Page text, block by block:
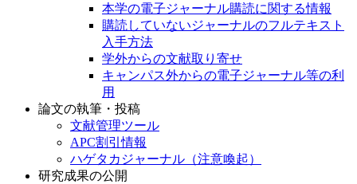
本学の電子ジャーナル購読に関する情報
購読していないジャーナルのフルテキスト
入手方法
学外からの文献取り寄せ
キャンパス外からの電子ジャーナル等の利
用
論文の執筆・投稿
文献管理ツール
APC割引情報
ハゲタカジャーナル（注意喚起）
研究成果の公開